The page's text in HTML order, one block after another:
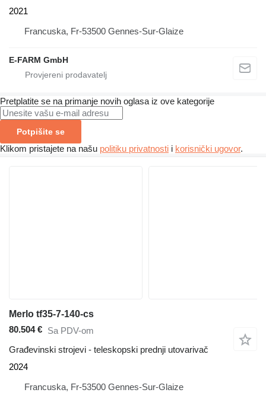
2021
Francuska, Fr-53500 Gennes-Sur-Glaize
E-FARM GmbH
Pretplatite se na primanje novih oglasa iz ove kategorije
Potpišite se
Klikom pristajete na našu politiku privatnosti i korisnički ugovor.
Merlo tf35-7-140-cs
80.504 € Sa PDV-om
Građevinski strojevi - teleskopski prednji utovarivač
2024
Francuska, Fr-53500 Gennes-Sur-Glaize